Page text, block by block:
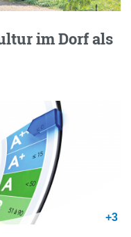
im Dorf als
+3